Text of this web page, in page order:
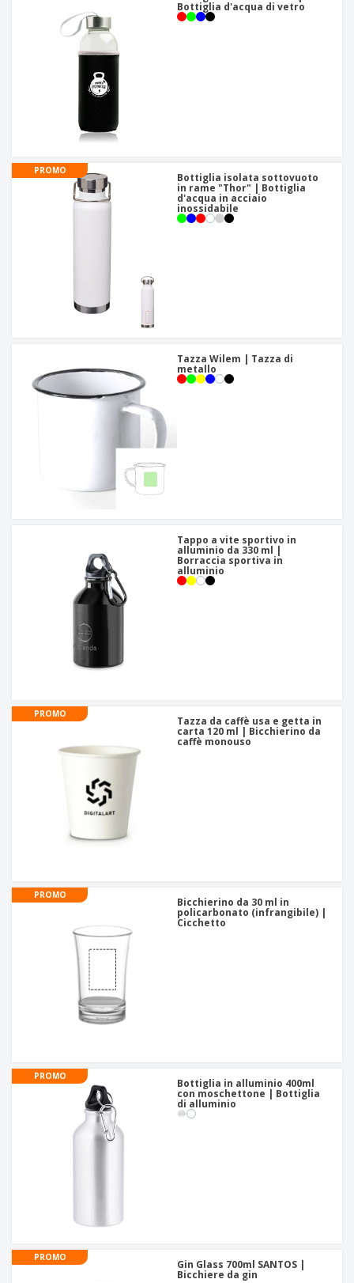
Bottiglia d'acqua di vetro
PROMO
Bottiglia isolata sottovuoto
in rame "Thor" | Bottiglia
d'acqua in acciaio
inossidabile
Tazza Wilem | Tazza di
metallo
Tappo a vite sportivo in
alluminio da 330 ml |
Borraccia sportiva in
alluminio
PROMO
Tazza da caffè usa e getta in
carta 120 ml | Bicchierino da
caffè monouso
PROMO
Bicchierino da 30 ml in
policarbonato (infrangibile) |
Cicchetto
PROMO
Bottiglia in alluminio 400ml
con moschettone | Bottiglia
di alluminio
PROMO
Gin Glass 700ml SANTOS |
Bicchiere da gin